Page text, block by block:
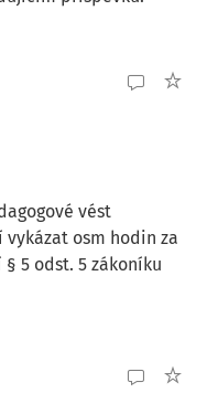
vést
osm hodin za
§ 5 odst. 5 zákoníku